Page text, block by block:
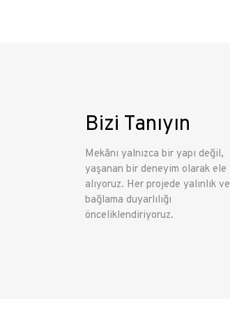
Bizi Tanıyın
Mekânı yalnızca bir yapı değil,
yaşanan bir deneyim olarak ele
alıyoruz. Her projede yalınlık ve
bağlama duyarlılığı
önceliklendiriyoruz.